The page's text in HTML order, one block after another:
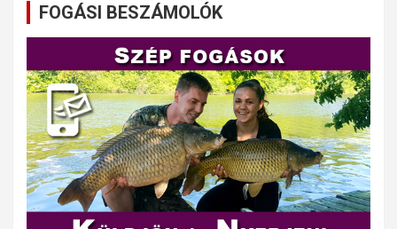
FOGÁSI BESZÁMOLÓK